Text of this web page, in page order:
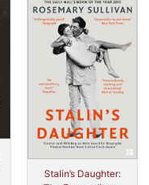
Stalin’s Daughter: